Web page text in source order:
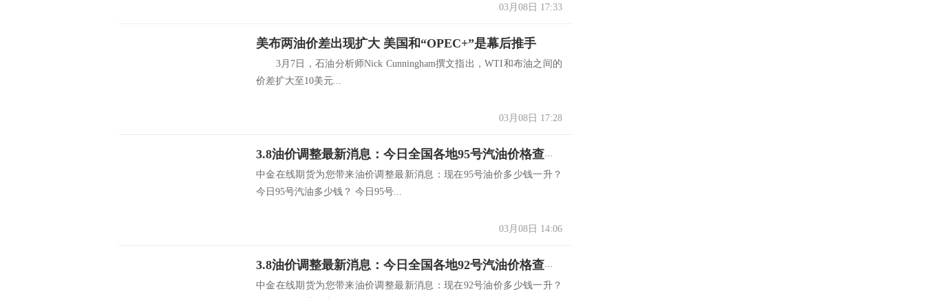
03月08日 17:33
美布两油价差出现扩大 美国和“OPEC+”是幕后推手
3月7日，石油分析师Nick Cunningham撰文指出，WTI和布油之间的
价差扩大至10美元...
03月08日 17:28
3.8油价调整最新消息：今日全国各地95号汽油价格查询一览
中金在线期货为您带来油价调整最新消息：现在95号油价多少钱一升？
今日95号汽油多少钱？ 今日95号...
03月08日 14:06
3.8油价调整最新消息：今日全国各地92号汽油价格查询一览
中金在线期货为您带来油价调整最新消息：现在92号油价多少钱一升？